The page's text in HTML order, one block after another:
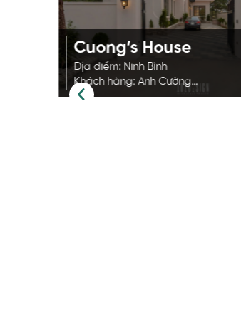
Cuong’s House
Địa điểm: Ninh Bình
Khách hàng: Anh Cường
Phong cách: Địa Trung Hải